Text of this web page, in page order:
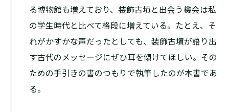
る博物館も増えており、装飾古墳と出会う機会は私
の学生時代と比べて格段に増えている。たとえ、そ
れがかすかな声だったとしても、装飾古墳が語り出
す古代のメッセージにぜひ耳を傾けてほしい。その
ための手引きの書のつもりで執筆したのが本書であ
る。